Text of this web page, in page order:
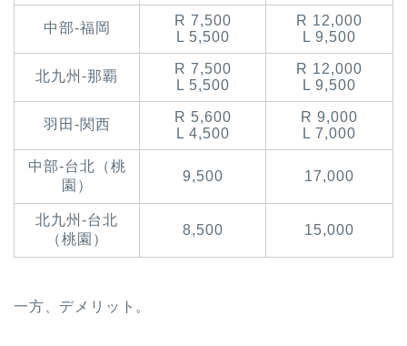
中部-福岡
R 7,500
L 5,500
R 12,000
L 9,500
北九州-那覇
R 7,500
L 5,500
R 12,000
L 9,500
羽田-関西
R 5,600
L 4,500
R 9,000
L 7,000
中部-台北（桃
園）
9,500 17,000
北九州-台北
（桃園）
8,500 15,000
一方、デメリット。